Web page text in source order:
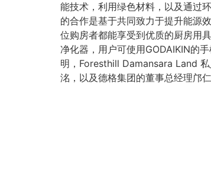
能技术，利用绿色材料，以及通过
的合作是基于共同致力于提升能源
位购房者都能享受到优质的厨房用
净化器，用户可使用GODAIKIN的
明，Foresthill Damansara Land
洺，以及德格集团的董事总经理邝仁